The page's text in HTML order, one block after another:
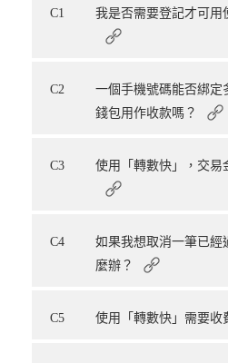
C1 我是否需要登記才可用
C2
一個手機號碼能否綁定
錢包用作收款嗎？
C3 使用「轉數快」，交易
C4
如果我想取消一筆已經
麼辦？
C5 使用「轉數快」需要收